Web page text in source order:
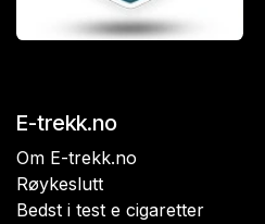
E-trekk.no
Om E-trekk.no
Røykeslutt
Bedst i test e cigaretter